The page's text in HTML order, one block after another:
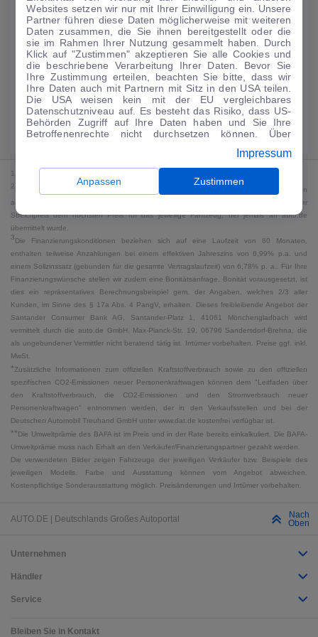
188€/mtl.
Guter Preis4
0 € Anzahlung ·60 Monate ·Finanzierungs-Details
Angebot anfragen Rate anpassen
Kraftstoffverbrauch komb. 18 l/100 km · CO₂-Emissionen komb. 0 g/km ·
CO₂-Klasse G · WLTP*
1
2 Bei dem Streichpreis handelt es sich für Neufahrzeuge und junge Gebrauchte um den
an auto.de übermittelten Listenpreis. Für alle anderen Fahrzeuge entspricht der
Streichpreis dem höchsten Preis für das jeweilige Fahrzeug, der jemals an auto.de
übermittelt wurde.
3Die Finanzierungskonditionen beziehen sich auf eine Laufzeit von 60 Monaten,
enthalten teilweise Anzahlungen bei einem effektiven Jahreszins von 6,99% p.a. und
einem Sollzinssatz (gebunden für die gesamte Vertragslaufzeit) von 6,78% p. a.. Für Ihre
Finanzierungswünsche stellen wir zudem eine Bonitätsanfrage. Bonität vorausgesetzt, ist
dies ein repräsentatives Berechnungsbeispiel gem. der Angaben, welches 2/3 aller
Kunden, im Sinne des § 17a Abs. 4 PangV, erhalten. Dieses freibleibende Angebot der
Santander Consumer Bank AG, Santander-Platz 1, 41061 Mönchengladbach wird
vermittelt durch die auto.de GmbH, Max-Planck-Str. 19, 06796 Sandersdorf-Brehna, die
als ungebundener Vermittler nicht beratend tätig ist. Irrtümer vorbehalten. Preise ggf. inkl.
MwSt.
*Zusätzliche Informationen zum offiziellen Kraftstoffverbrauch sowie zu den offiziellen
spezifischen CO2-Emissionen neuer Personenkraftwagen können dem "Leitfaden über
den Kraftstoffverbrauch, die CO2-Emissionen und den Stromverbrauch neuer
Personenkraftwagen" entnommen werden, der in den Verkaufsstellen und bei der
Deutschen Automobil Treuhand GmbH unter www.dat.de kostenfrei verfügbar ist.
**Die Umweltprämie des BAFA ist im Preis und in der Rate bereits einkalkuliert. Die BAFA-
Umweltprämie muss nach Erhalt an den Verkäufer/Finanzierungspartner gezahlt werden.
Die verwendeten Bilder zeigen Fahrzeuge der jeweiligen Verkäufer bzw. Beispiele des
jeweiligen Modells. Farbe und Ausstattung können vom Angebot abweichen.
Kostenpflichtige Sonderausstattung möglich. Preisänderungen und Irrtümer vorbehalten.
AUTO.DE | Deutschlands Großes Autoportal
Nach
Oben
Unternehmen
Händler
Service
Bleiben Sie in Kontakt
Websites setzen wir nur mit Ihrer Einwilligung ein. Unsere
Partner führen diese Daten möglicherweise mit weiteren
Daten zusammen, die Sie ihnen bereitgestellt oder die
sie im Rahmen Ihrer Nutzung gesammelt haben. Durch
Klick auf "Zustimmen" akzeptieren Sie alle Cookies und
die beschriebene Verarbeitung Ihrer Daten. Bevor Sie
Ihre Zustimmung erteilen, beachten Sie bitte, dass wir
Ihre Daten auch mit Partnern mit Sitz in den USA teilen.
Die USA weisen kein mit der EU vergleichbares
Datenschutzniveau auf. Es besteht das Risiko, dass US-
Behörden Zugriff auf Ihre Daten haben und Sie Ihre
Betroffenenrechte nicht durchsetzen können. Über
anpassen. Dies ist auch später jederzeit im Bereich
Cookie-Richtliniemöglich. Weitere Informationen finden
Sie in unsererDatenschutzerklärung .
Impressum
Anpassen Zustimmen